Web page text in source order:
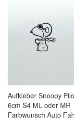
Aufkleber Snoopy
6cm S4 ML oder MR
Farbwunsch Auto